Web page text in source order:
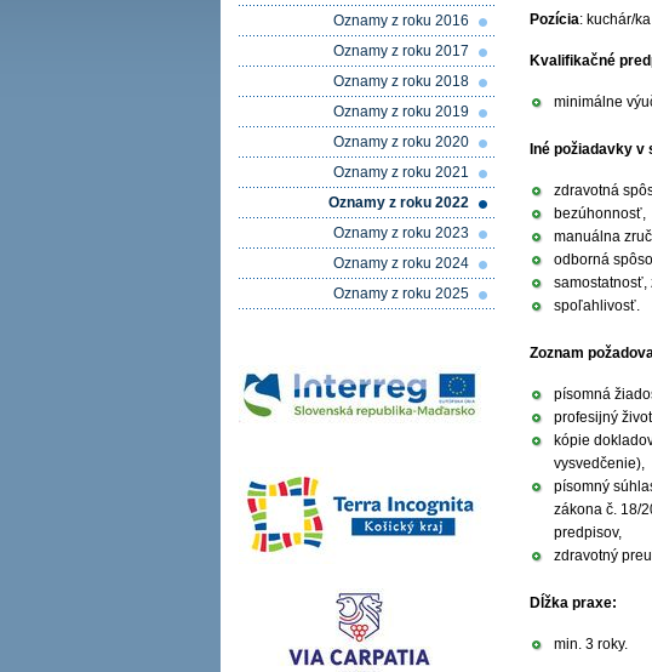
Pozícia: kuchár/ka
Kvalifikačné
minimálne
Iné požiadavky
zdravotná
bezúhonnosť,
manuálna
odborná
spoľahlivosť.
Zoznam
písomná
profesijný
kópie
vysvedčenie),
písomný
zákona č. 18/
predpisov,
zdravotný
Dĺžka praxe:
min. 3 roky.
Oznamy z roku 2016
Oznamy z roku 2017
Oznamy z roku 2018
Oznamy z roku 2019
Oznamy z roku 2020
Oznamy z roku 2021
Oznamy z roku 2022
Oznamy z roku 2023
Oznamy z roku 2024
Oznamy z roku 2025